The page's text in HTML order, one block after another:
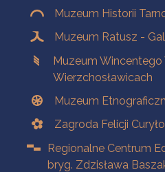
Muzeum Historii
Muzeum Ratusz -
Muzeum
Wierzchosławicach
Muzeum
Zagroda Felicji
Regionalne Centrum
bryg. Zdzisława